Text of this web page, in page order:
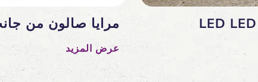
LED مرايا صالون من
عرض المزيد